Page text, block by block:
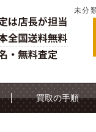
未分
買取の手順